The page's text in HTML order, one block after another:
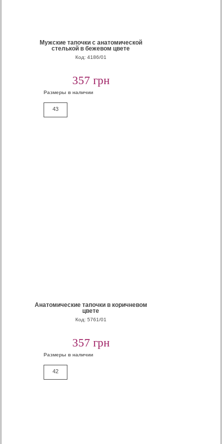
Мужские тапочки с анатомической
стелькой в бежевом цвете
Код: 4186/01
357 грн
Размеры в наличии
43
Анатомические тапочки в коричневом
цвете
Код: 5761/01
357 грн
Размеры в наличии
42